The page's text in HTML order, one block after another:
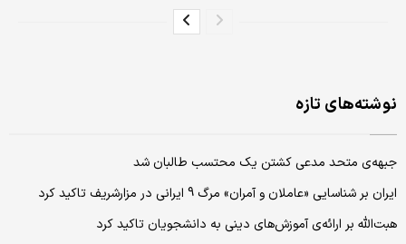
نوشته‌های تازه
جبهه‌ی متحد مدعی کشتن یک محتسب طالبان شد
ایران بر شناسایی «عاملان و آمران» مرگ 9 ایرانی در مزارشریف تاکید کرد
هبت‌الله بر ارائه‌ی آموزش‌های دینی به دانشجویان تاکید کرد